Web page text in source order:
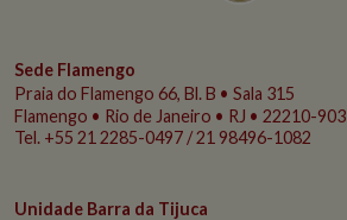
Sede Flamengo
Praia do Flamengo 66, Bl. B • Sala 315
Flamengo • Rio de Janeiro • RJ • 22210-903
Tel. +55 21 2285-0497 / 21 98496-1082
Unidade Barra da Tijuca